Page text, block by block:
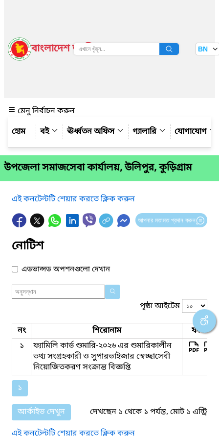
বাংলাদেশ জাতীয় তথ্য বাতায়ন BN
মেনু নির্বাচন করুন
বই
ঊর্ধ্বতন অফিস গ্যালারি যোগাযোগ
উপজেলা সমাজসেবা কার্যালয়, উলিপুর, কুড়িগ্রাম
এই কনটেন্টটি শেয়ার করতে ক্লিক করুন
আপনার মতামত প্রদান করুন
নোটিশ
এডভান্সড অপশনগুলো দেখান
পৃষ্ঠা আইটেম
নং শিরোনাম
ফাইল
১
ফ্যামিলি কার্ড শুমারি-২০২৬ এর শুমারিকালীন
তথ্য সংগ্রহকারী ও সুপারভাইজার স্বেচ্ছাসেবী
নিয়োজিতকরণ সংক্রান্ত বিজ্ঞপ্তি
১
আর্কাইভ দেখুন
দেখছেন ১ থেকে ১ পর্যন্ত, মোট ১ এন্ট্রি
এই কনটেন্টটি শেয়ার করতে ক্লিক করুন